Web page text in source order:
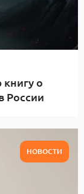
о
России
НОВОСТИ